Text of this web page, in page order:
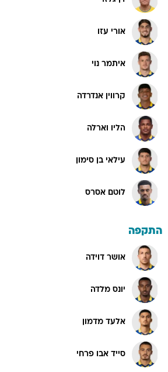
אורי עזו
איתמר נוי
קרווין אנדרדה
הליו וארלה
עילאי בן סימון
לוטם אסרס
התקפה
אושר דוידה
יונס מלדה
אלעד מדמון
סייד אבו פרחי